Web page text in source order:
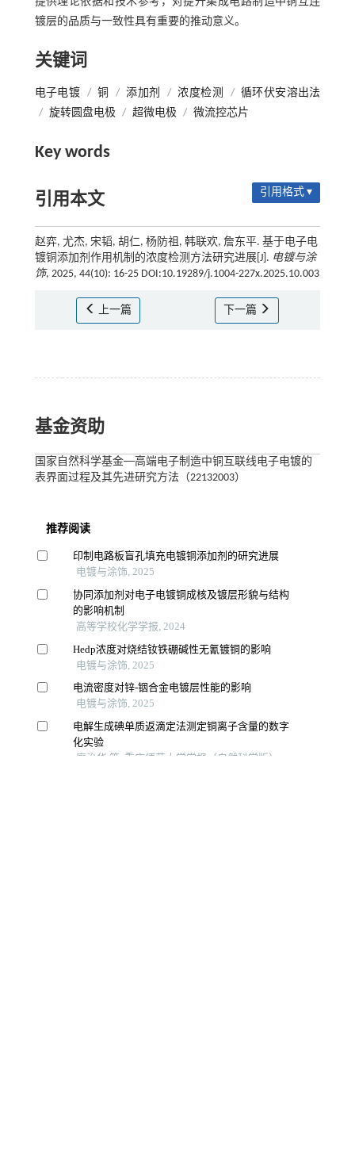
镀层的品质与一致性具有重要的推动意义。
关键词
电子电镀 / 铜 / 添加剂 / 浓度检测 / 循环伏安溶出法
/ 旋转圆盘电极 / 超微电极 / 微流控芯片
Key words
引用本文 引用格式 ▾
赵弈, 尤杰, 宋韬, 胡仁, 杨防祖, 韩联欢, 詹东平. 基于电子电
镀铜添加剂作用机制的浓度检测方法研究进展[J]. 电镀与涂
饰, 2025, 44(10): 16-25 DOI:10.19289/j.1004-227x.2025.10.003
上一篇 下一篇
基金资助
国家自然科学基金──高端电子制造中铜互联线电子电镀的
表界面过程及其先进研究方法（22132003）